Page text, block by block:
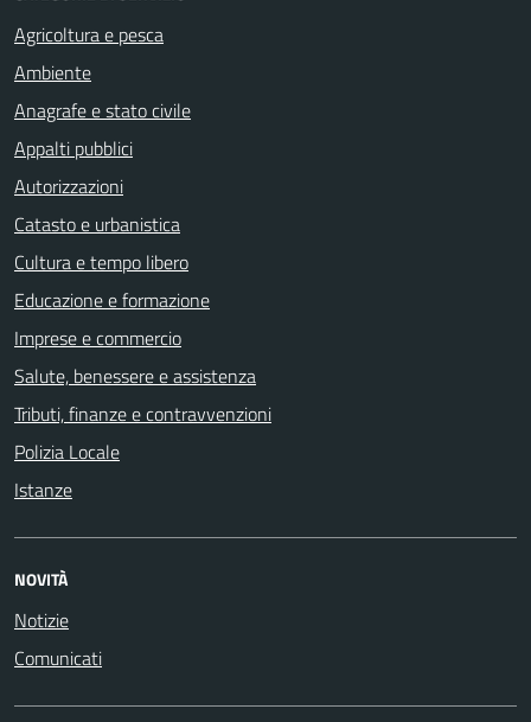
Agricoltura e pesca
Ambiente
Anagrafe e stato civile
Appalti pubblici
Autorizzazioni
Catasto e urbanistica
Cultura e tempo libero
Educazione e formazione
Imprese e commercio
Salute, benessere e assistenza
Tributi, finanze e contravvenzioni
Polizia Locale
Istanze
NOVITÀ
Notizie
Comunicati